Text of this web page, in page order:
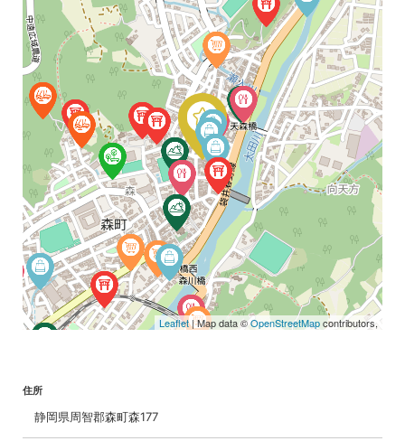
Leaflet| Map data ©OpenStreetMapcontributors,
住所
静岡県周智郡森町森177